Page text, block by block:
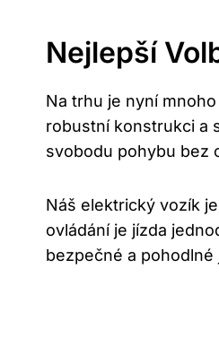
Nejlepší
Na trhu je nyní
robustní konstrukci a
svobodu pohybu bez
Náš elektrický vozík
ovládání je jízda
bezpečné a